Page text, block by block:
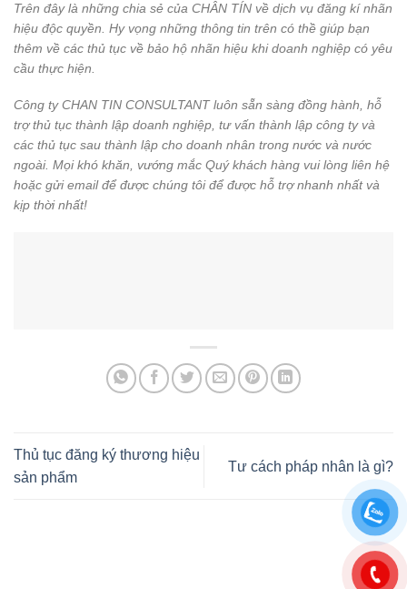
Trên đây là những chia sẻ của CHÂN TÍN về dịch vụ đăng kí nhãn
hiệu độc quyền. Hy vọng những thông tin trên có thề giúp bạn
thêm về các thủ tục về bảo hộ nhãn hiệu khi doanh nghiệp có yêu
cầu thực hiện.
Công ty CHAN TIN CONSULTANT luôn sẵn sàng đồng hành, hỗ
trợ thủ tục thành lập doanh nghiệp, tư vấn thành lập công ty và
các thủ tục sau thành lập cho doanh nhân trong nước và nước
ngoài. Mọi khó khăn, vướng mắc Quý khách hàng vui lòng liên hệ
hoặc gửi email để được chúng tôi để được hỗ trợ nhanh nhất và
kịp thời nhất!
Thủ tục đăng ký thương hiệu
sản phẩm
Tư cách pháp nhân là gì?